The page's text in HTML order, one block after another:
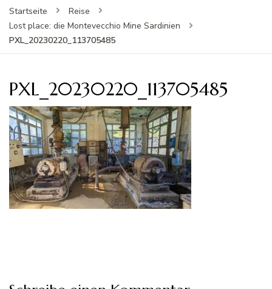
Startseite
Reise
Lost place: die Montevecchio Mine Sardinien
PXL_20230220_113705485
PXL_20230220_113705485